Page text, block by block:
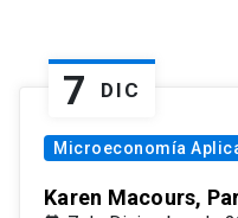
7 DIC
Microeconomía
Karen Macours,